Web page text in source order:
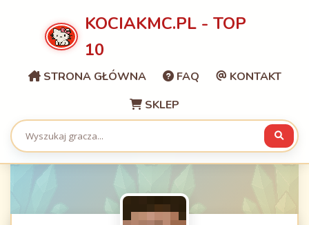
KOCIAKMC.PL - TOP
10
STRONA GŁÓWNA FAQ
KONTAKT
SKLEP